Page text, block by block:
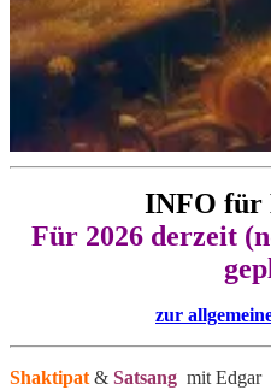
INFO für
Für 2026 derzeit
zur
Shaktipat & Satsang mit Edgar